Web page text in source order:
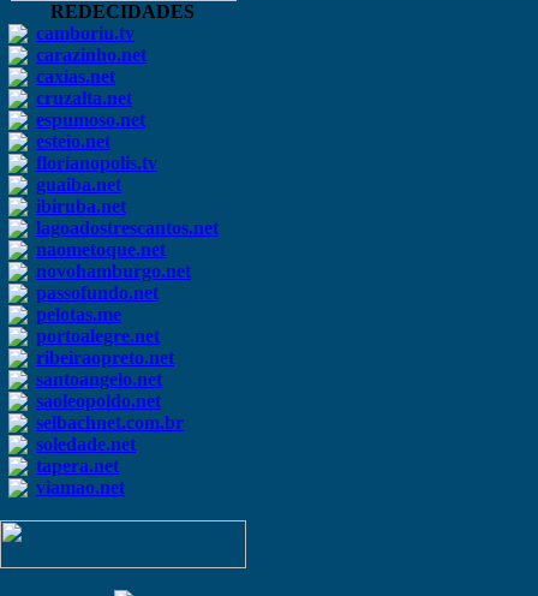
REDECIDADES
camboriu.tv
carazinho.net
caxias.net
cruzalta.net
espumoso.net
esteio.net
florianopolis.tv
guaiba.net
ibiruba.net
lagoadostrescantos.net
naometoque.net
novohamburgo.net
passofundo.net
pelotas.me
portoalegre.net
ribeiraopreto.net
santoangelo.net
saoleopoldo.net
selbachnet.com.br
soledade.net
tapera.net
viamao.net